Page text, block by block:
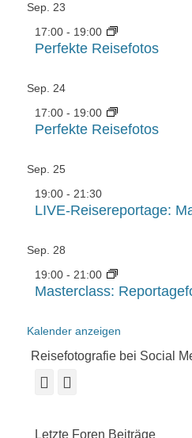
Sep. 23
17:00 - 19:00
Perfekte Reisefotos
Sep. 24
17:00 - 19:00
Perfekte Reisefotos
Sep. 25
19:00 - 21:30
LIVE-Reisereportage:
Sep. 28
19:00 - 21:00
Masterclass:
Kalender anzeigen
Reisefotografie bei Social
Facebook
Letzte Foren Beiträge